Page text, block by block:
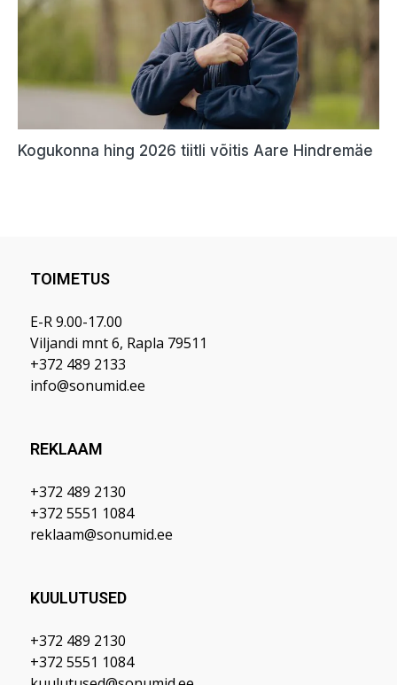
TOIMETUS
E-R 9.00-17.00
Viljandi mnt 6, Rapla 79511
+372 489 2133
info@sonumid.ee
REKLAAM
+372 489 2130
+372 5551 1084
reklaam@sonumid.ee
KUULUTUSED
+372 489 2130
+372 5551 1084